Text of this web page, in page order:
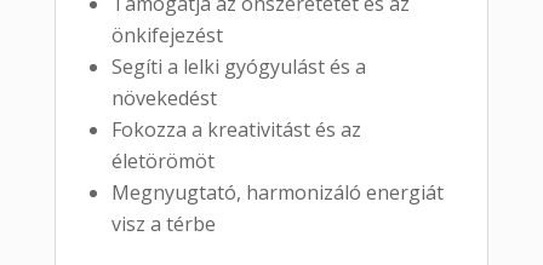
önkifejezést
Segíti a lelki gyógyulást és a
növekedést
Fokozza a kreativitást és az
életörömöt
Megnyugtató, harmonizáló energiát
visz a térbe